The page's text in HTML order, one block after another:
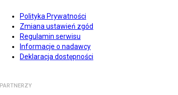
Polityka Prywatności
Zmiana ustawień zgód
Regulamin serwisu
Informacje o nadawcy
Deklaracja dostępności
PARTNERZY